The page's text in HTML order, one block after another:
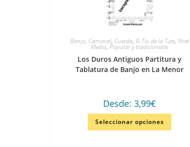
Banjo, Carnaval, Cuerda, El Tío de la Tiza, Nivel
Medio,Popular y tradicionales
Los Duros Antiguos Partitura y
Tablatura de Banjo en La Menor
Desde:3,99€
Seleccionar opciones